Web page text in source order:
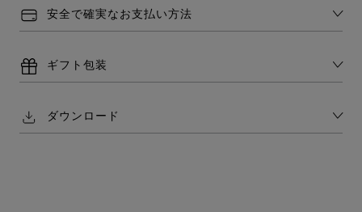
安全で確実なお支払い方法
ギフト包装
ダウンロード